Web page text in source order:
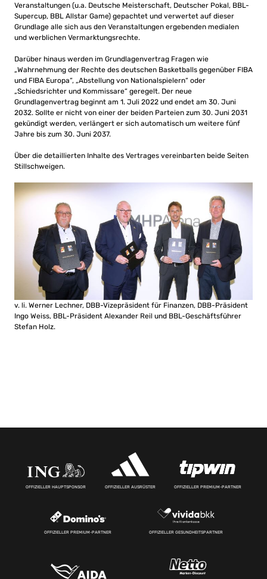
Veranstaltungen (u.a. Deutsche Meisterschaft, Deutscher Pokal, BBL-
Supercup, BBL Allstar Game) gepachtet und verwertet auf dieser
Grundlage alle sich aus den Veranstaltungen ergebenden medialen
und werblichen Vermarktungsrechte.
Darüber hinaus werden im Grundlagenvertrag Fragen wie
„Wahrnehmung der Rechte des deutschen Basketballs gegenüber FIBA
und FIBA Europa“, „Abstellung von Nationalspielern“ oder
„Schiedsrichter und Kommissare“ geregelt. Der neue
Grundlagenvertrag beginnt am 1. Juli 2022 und endet am 30. Juni
2032. Sollte er nicht von einer der beiden Parteien zum 30. Juni 2031
gekündigt werden, verlängert er sich automatisch um weitere fünf
Jahre bis zum 30. Juni 2037.
Über die detaillierten Inhalte des Vertrages vereinbarten beide Seiten
Stillschweigen.
v. li. Werner Lechner, DBB-Vizepräsident für Finanzen, DBB-Präsident
Ingo Weiss, BBL-Präsident Alexander Reil und BBL-Geschäftsführer
Stefan Holz.
OFFIZIELLER HAUPTSPONSOR OFFIZIELLER AUSRÜSTER OFFIZIELLER PREMIUM-PARTNER
OFFIZIELLER PREMIUM-PARTNER OFFIZIELLER GESUNDHEITSPARTNER